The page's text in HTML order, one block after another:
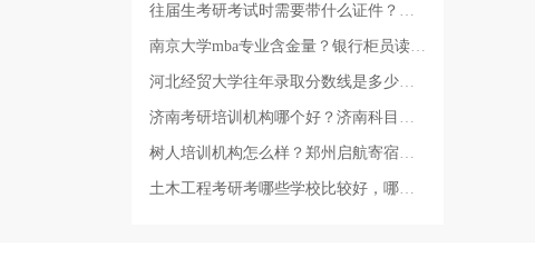
往届生考研考试时需要带什么证件？考研报名证件照要求？
南京大学mba专业含金量？银行柜员读非全日制硕士有用吗？
河北经贸大学往年录取分数线是多少？河北经贸大学审计专硕好考吗
济南考研培训机构哪个好？济南科目二考试费用？
树人培训机构怎么样？郑州启航寄宿考研辅导班多少费用？
土木工程考研考哪些学校比较好，哪些学校的土木工程教育质量高？辽宁省土木工程考研学校排名？